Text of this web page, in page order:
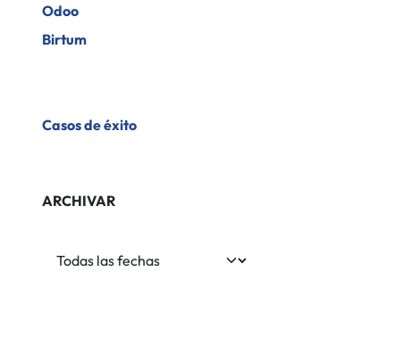
Odoo
Birtum
​Casos de éxito
ARCHIVAR